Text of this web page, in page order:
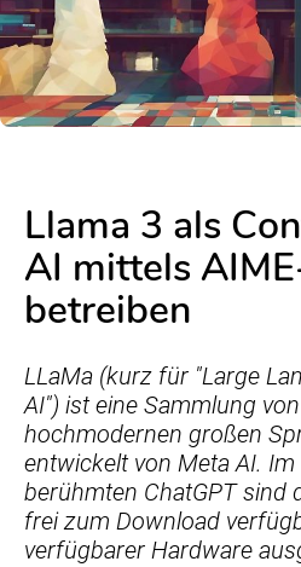
Llama 3 als
AI mittels
betreiben
LLaMa (kurz für "Large
AI") ist eine Sammlung
hochmodernen großen
entwickelt von Meta AI.
berühmten ChatGPT sind
frei zum Download
verfügbarer Hardware